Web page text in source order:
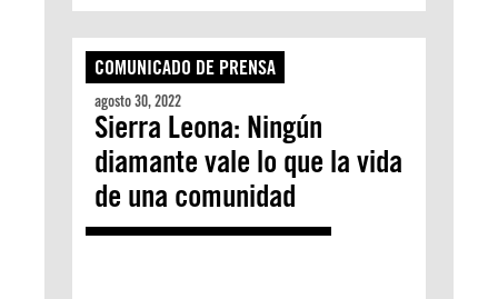
COMUNICADO DE PRENSA
agosto 30, 2022
Sierra Leona: Ningún
diamante vale lo que la vida
de una comunidad